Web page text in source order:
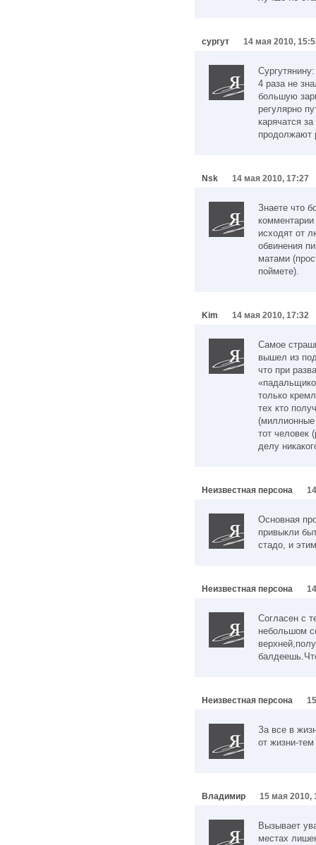
сургут 14 мая 2010,
4 раза не
большую
регулярно
карячатся
продолжают
Nsk 14 мая 2010, 17:27
Знаете что
исходят от
обвинения
матами
поймете).
Kim 14 мая 2010, 17:32
Самое
вышел из
что при
только
тех кто
(миллионные
тот человек
делу
Неизвестная персона
Основная
привыкли
стадо, и
Неизвестная персона
Согласен с
небольшом
Неизвестная персона
За все в
от жизни-
Владимир 15 мая 2010,
Вызывает
местах